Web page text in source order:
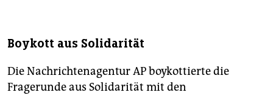
Boykott aus Solidarität
Die Nachrichtenagentur AP boykottierte die
Fragerunde aus Solidarität mit den